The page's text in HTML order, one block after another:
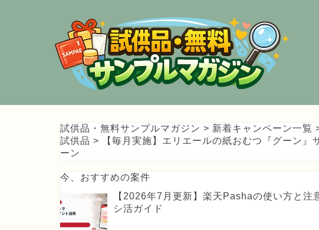
試供品・無料サンプルマガジン > 新着キャンペーン一覧
試供品 >
【毎月実施】エリエールの紙おむつ『グーン
ーン
今、おすすめの案件
【2026年7月更新】楽天Pashaの使い方と
シ活ガイド